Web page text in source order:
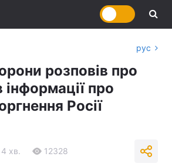
рус
розповів про
інформації про
Росії
4 хв. 12328